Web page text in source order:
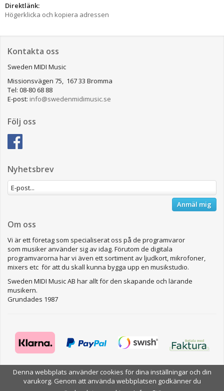
Direktlänk:
Högerklicka och kopiera adressen
Kontakta oss
Sweden MIDI Music
Missionsvägen 75, 167 33 Bromma
Tel: 08-80 68 88
E-post: info@swedenmidimusic.se
Följ oss
Nyhetsbrev
Anmäl mig
Om oss
Vi är ett företag som specialiserat oss på de programvaror
som musiker använder sig av idag. Förutom de digitala
programvarorna har vi även ett sortiment av ljudkort, mikrofoner,
mixers etc för att du skall kunna bygga upp en musikstudio.
Sweden MIDI Music AB har allt för den skapande och lärande
musikern.
Grundades 1987
Drift & produktion:Wikinggruppen
Denna webbplats använder cookies för dina inställningar och din
varukorg. Genom att använda webbplatsen godkänner du